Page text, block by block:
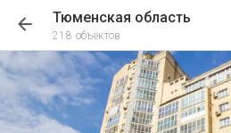
Тюменская область
218 объектов